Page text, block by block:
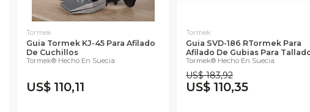
Tormek
Guia Tormek KJ-45 Para Afilado
De Cuchillos
Tormek® Hecho En Suecia
US$ 110,11
Tormek
Guia SVD-186 RTormek Para
Afilado De Gubias Para
Tormek® Hecho En Suecia
US$ 183,92
US$ 110,35